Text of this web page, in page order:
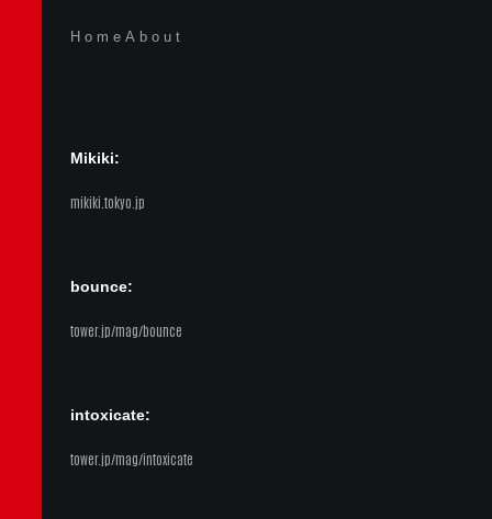
Home About
Mikiki:
mikiki.tokyo.jp
bounce:
tower.jp/mag/bounce
intoxicate:
tower.jp/mag/intoxicate